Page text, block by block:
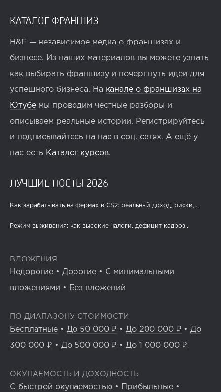
КАТАЛОГ ФРАНШИЗ
H&F — независимое медиа о франшизах и
бизнесе. Из наших материалов вы можете узнать
как выбирать франшизу и почерпнуть идеи для
успешного бизнеса. На канале о франшизах на
Ютубе мы проводим честные разборы и
описываем реальные истории. Регистрируйтесь
и подписывайтесь на нас в соц. сетях. А ещё у
нас есть Каталог курсов.
ЛУЧШИЕ ПОСТЫ 2026
Как зарабатывать на фермах в CS2: реальный доход, риски,...
Режим выживания: как высокие налоги, дефицит кадров...
ВЛОЖЕНИЯ
Недорогие • Дорогие • С минимальными
вложениями • Без вложений
ПО ДИАПАЗОНУ СТОИМОСТИ
Бесплатные • До 50 000 ₽ • До 200 000 ₽ • До
300 000 ₽ • До 500 000 ₽ • До 1 000 000 ₽
ОКУПАЕМОСТЬ И ДОХОДНОСТЬ
С быстрой окупаемостью • Прибыльные •